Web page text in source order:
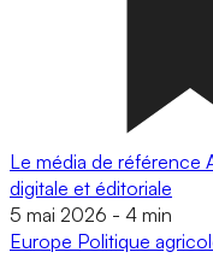
Le média de référence
digitale et éditoriale
5 mai 2026 - 4 min
Europe Politique